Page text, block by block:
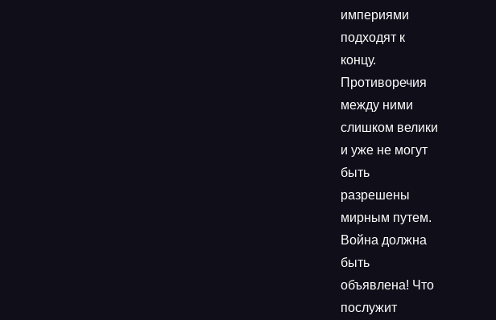
империями
подходят к
концу.
Противоречия
между ними
слишком велики
и уже не могут
быть
разрешены
мирным путем.
Война должна
быть
объявлена! Что
послужит